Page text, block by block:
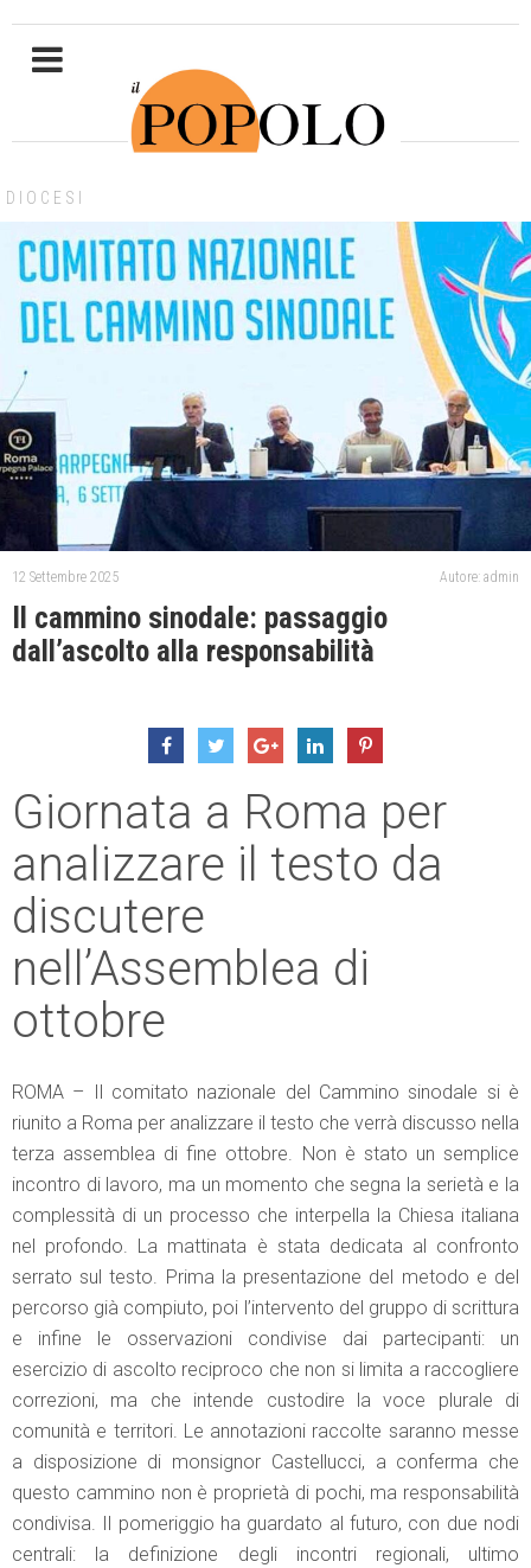
DIOCESI
12 Settembre 2025 Autore: admin
Il cammino sinodale: passaggio
dall’ascolto alla responsabilità
Giornata a Roma per
analizzare il testo da
discutere
nell’Assemblea di
ottobre
ROMA – Il comitato nazionale del Cammino sinodale si è
riunito a Roma per analizzare il testo che verrà discusso nella
terza assemblea di fine ottobre. Non è stato un semplice
incontro di lavoro, ma un momento che segna la serietà e la
complessità di un processo che interpella la Chiesa italiana
nel profondo. La mattinata è stata dedicata al confronto
serrato sul testo. Prima la presentazione del metodo e del
percorso già compiuto, poi l’intervento del gruppo di scrittura
e infine le osservazioni condivise dai partecipanti: un
esercizio di ascolto reciproco che non si limita a raccogliere
correzioni, ma che intende custodire la voce plurale di
comunità e territori. Le annotazioni raccolte saranno messe
a disposizione di monsignor Castellucci, a conferma che
questo cammino non è proprietà di pochi, ma responsabilità
condivisa. Il pomeriggio ha guardato al futuro, con due nodi
centrali: la definizione degli incontri regionali, ultimo